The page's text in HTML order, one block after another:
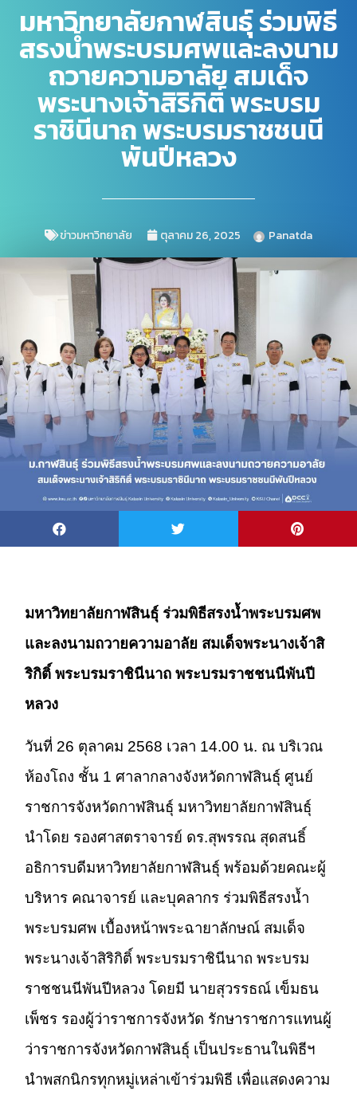
มหาวิทยาลัยกาฬสินธุ์ ร่วมพิธี
สรงน้ำพระบรมศพและลงนาม
ถวายความอาลัย สมเด็จ
พระนางเจ้าสิริกิติ์ พระบรม
ราชินีนาถ พระบรมราชชนนี
พันปีหลวง
ข่าวมหาวิทยาลัย ตุลาคม 26, 2025 Panatda
มหาวิทยาลัยกาฬสินธุ์ ร่วมพิธีสรงน้ำพระบรมศพ
และลงนามถวายความอาลัย สมเด็จพระนางเจ้าสิ
ริกิติ์ พระบรมราชินีนาถ พระบรมราชชนนีพันปี
หลวง
วันที่ 26 ตุลาคม 2568 เวลา 14.00 น. ณ บริเวณ
ห้องโถง ชั้น 1 ศาลากลางจังหวัดกาฬสินธุ์ ศูนย์
ราชการจังหวัดกาฬสินธุ์ มหาวิทยาลัยกาฬสินธุ์
นำโดย รองศาสตราจารย์ ดร.สุพรรณ สุดสนธิ์
อธิการบดีมหาวิทยาลัยกาฬสินธุ์ พร้อมด้วยคณะผู้
บริหาร คณาจารย์ และบุคลากร ร่วมพิธีสรงน้ำ
พระบรมศพ เบื้องหน้าพระฉายาลักษณ์ สมเด็จ
พระนางเจ้าสิริกิติ์ พระบรมราชินีนาถ พระบรม
ราชชนนีพันปีหลวง โดยมี นายสุวรรธณ์ เข็มธน
เพ็ชร รองผู้ว่าราชการจังหวัด รักษาราชการแทนผู้
ว่าราชการจังหวัดกาฬสินธุ์ เป็นประธานในพิธีฯ
นำพสกนิกรทุกหมู่เหล่าเข้าร่วมพิธี เพื่อแสดงความ